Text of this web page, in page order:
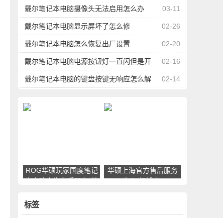
法 03-11
戴尔笔记本电脑摄像头无法启用怎么办
02-26
戴尔笔记本电脑显示屏坏了怎么修
02-20
戴尔笔记本电脑怎么恢复出厂设置
02-16
戴尔笔记本电脑电源按钮灯一直闪但是开
不了机 02-14
戴尔笔记本电脑的键盘按键无响应怎么解
ROG华硕玩家国度笔记
本电脑上海售后服务(普
华硕上海官方售后服务
中心(杨浦店)
标签